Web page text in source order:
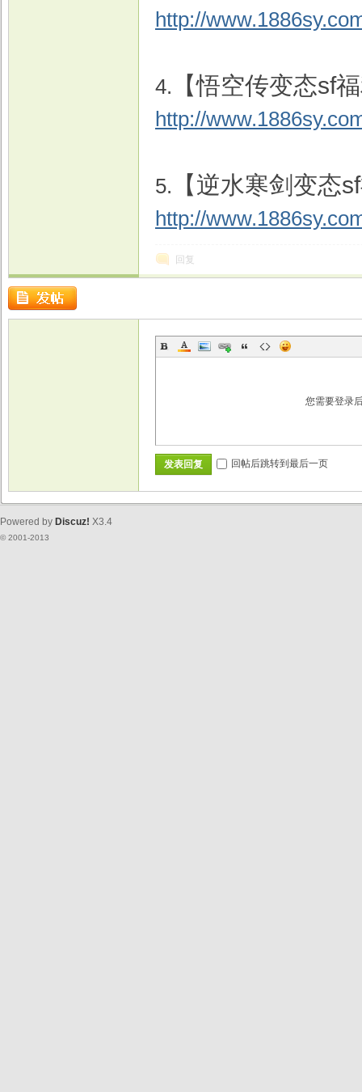
http://
4. 【悟空传变态sf
http://
5. 【逆水寒剑变态
http://
回复
您需要登录
发表回复 回帖后跳转到最后一页
Powered by Discuz! X3.4
© 2001-2013